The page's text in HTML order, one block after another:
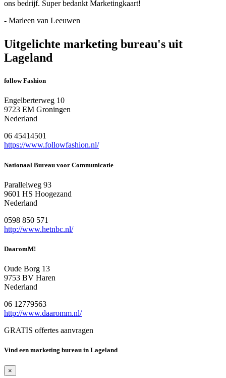
ons bedrijf. Super bedankt Marketingkaart!
- Marleen van Leeuwen
Uitgelichte marketing bureau's uit
Lageland
follow Fashion
Engelberterweg 10
9723 EM Groningen
Nederland
06 45414501
https://www.followfashion.nl/
Nationaal Bureau voor Communicatie
Parallelweg 93
9601 HS Hoogezand
Nederland
0598 850 571
http://www.hetnbc.nl/
DaaromM!
Oude Borg 13
9753 BV Haren
Nederland
06 12779563
http://www.daaromm.nl/
GRATIS offertes aanvragen
Vind een marketing bureau in Lageland
×